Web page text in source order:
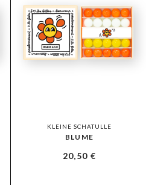
KLEINE SCHATULLE
BLUME
20,50€